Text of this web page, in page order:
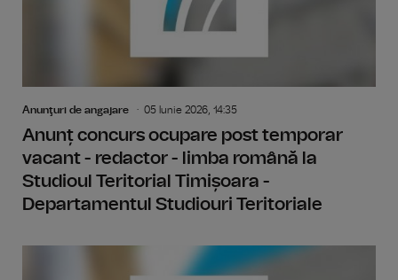
Anunţuri de angajare 05 Iunie 2026, 14:35
Anunț concurs ocupare post temporar
vacant - redactor - limba română la
Studioul Teritorial Timișoara -
Departamentul Studiouri Teritoriale